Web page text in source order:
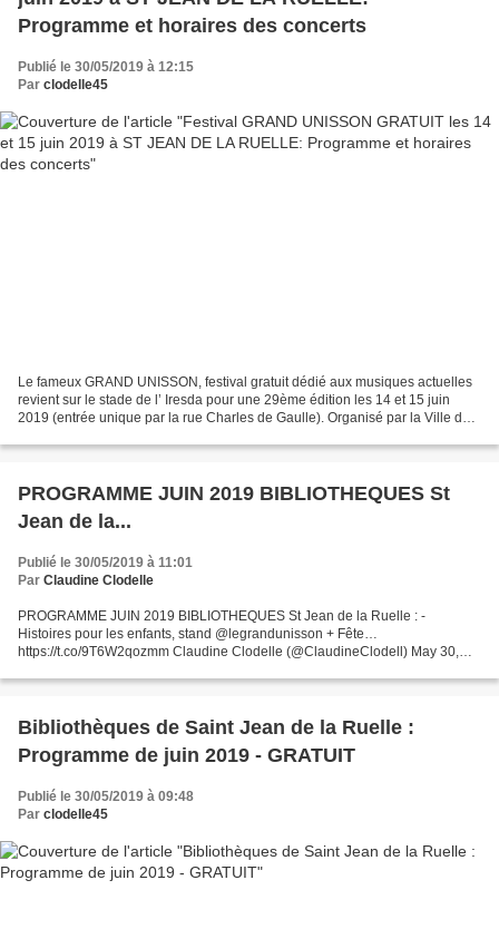
Programme et horaires des concerts
Publié le 30/05/2019 à 12:15
Par clodelle45
Le fameux GRAND UNISSON, festival gratuit dédié aux musiques actuelles
revient sur le stade de l’ Iresda pour une 29ème édition les 14 et 15 juin
2019 (entrée unique par la rue Charles de Gaulle). Organisé par la Ville de
PROGRAMME JUIN 2019 BIBLIOTHEQUES St
Jean de la...
Publié le 30/05/2019 à 11:01
Par Claudine Clodelle
PROGRAMME JUIN 2019 BIBLIOTHEQUES St Jean de la Ruelle : -
Histoires pour les enfants, stand @legrandunisson + Fête…
https://t.co/9T6W2qozmm Claudine Clodelle (@ClaudineClodell) May 30,
Histoires...
Bibliothèques de Saint Jean de la Ruelle :
Programme de juin 2019 - GRATUIT
Publié le 30/05/2019 à 09:48
Par clodelle45